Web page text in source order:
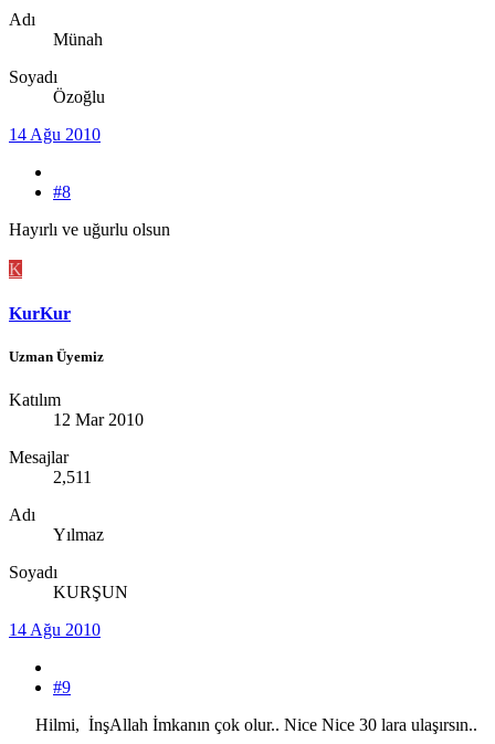
Adı
Münah
Soyadı
Özoğlu
14 Ağu 2010
#8
Hayırlı ve uğurlu olsun
K
KurKur
Uzman Üyemiz
Katılım
12 Mar 2010
Mesajlar
2,511
Adı
Yılmaz
Soyadı
KURŞUN
14 Ağu 2010
#9
Hilmi, İnşAllah İmkanın çok olur.. Nice Nice 30 lara ulaşırsın..